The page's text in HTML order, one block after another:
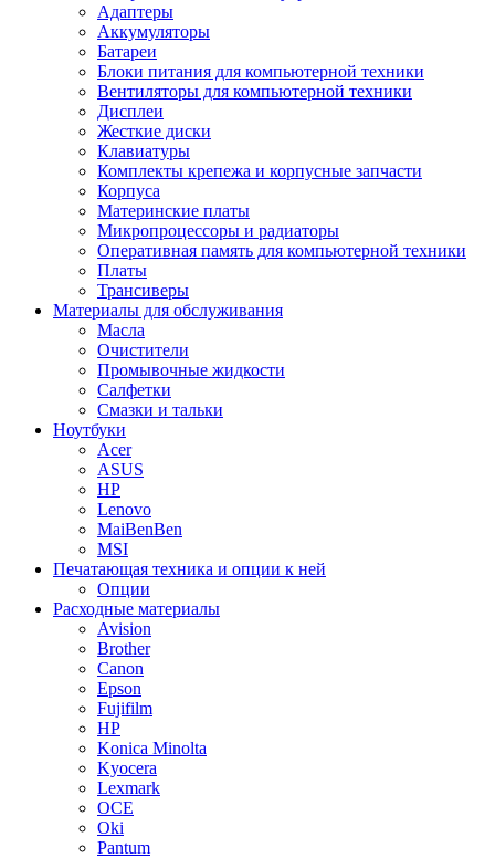
Адаптеры
Аккумуляторы
Батареи
Блоки питания для компьютерной техники
Вентиляторы для компьютерной техники
Дисплеи
Жесткие диски
Клавиатуры
Комплекты крепежа и корпусные запчасти
Корпуса
Материнские платы
Микропроцессоры и радиаторы
Оперативная память для компьютерной техники
Платы
Трансиверы
Материалы для обслуживания
Масла
Очистители
Промывочные жидкости
Салфетки
Смазки и тальки
Ноутбуки
Acer
ASUS
HP
Lenovo
MaiBenBen
MSI
Печатающая техника и опции к ней
Опции
Расходные материалы
Avision
Brother
Canon
Epson
Fujifilm
HP
Konica Minolta
Kyocera
Lexmark
OCE
Oki
Pantum